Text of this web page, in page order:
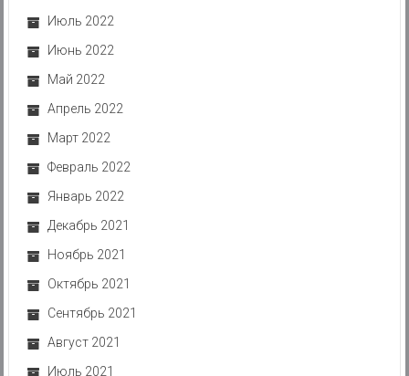
Июль 2022
Июнь 2022
Май 2022
Апрель 2022
Март 2022
Февраль 2022
Январь 2022
Декабрь 2021
Ноябрь 2021
Октябрь 2021
Сентябрь 2021
Август 2021
Июль 2021